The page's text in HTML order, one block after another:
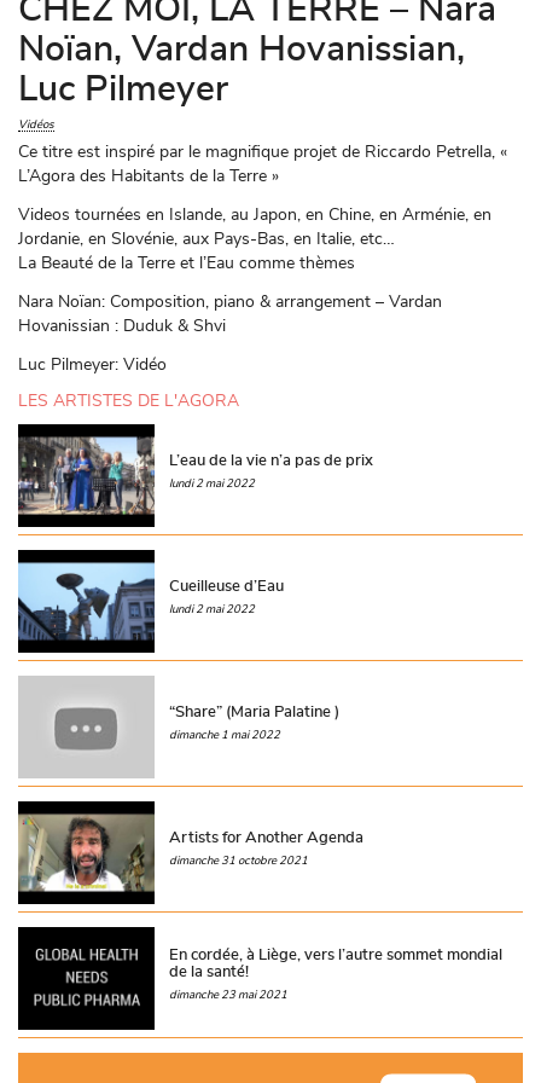
CHEZ MOI, LA TERRE – Nara
Noïan, Vardan Hovanissian,
Luc Pilmeyer
Vidéos
Ce titre est inspiré par le magnifique projet de Riccardo Petrella, «
L’Agora des Habitants de la Terre »
Videos tournées en Islande, au Japon, en Chine, en Arménie, en
Jordanie, en Slovénie, aux Pays-Bas, en Italie, etc…
La Beauté de la Terre et l’Eau comme thèmes
Nara Noïan: Composition, piano & arrangement – Vardan
Hovanissian : Duduk & Shvi
Luc Pilmeyer: Vidéo
LES ARTISTES DE L'AGORA
L’eau de la vie n’a pas de prix
lundi 2 mai 2022
Cueilleuse d’Eau
lundi 2 mai 2022
“Share” (Maria Palatine )
dimanche 1 mai 2022
Artists for Another Agenda
dimanche 31 octobre 2021
En cordée, à Liège, vers l’autre sommet mondial
de la santé!
dimanche 23 mai 2021